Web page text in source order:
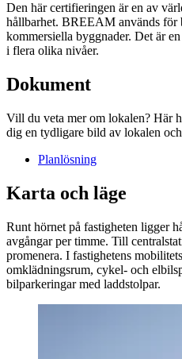
Den här certifieringen är en av
hållbarhet. BREEAM används för
kommersiella byggnader. Det är
i flera olika nivåer.
Dokument
Vill du veta mer om lokalen? Här
dig en tydligare bild av lokalen
Planlösning
Karta och läge
Runt hörnet på fastigheten ligger
avgångar per timme. Till
promenera. I fastighetens
omklädningsrum, cykel- och
bilparkeringar med laddstolpar.